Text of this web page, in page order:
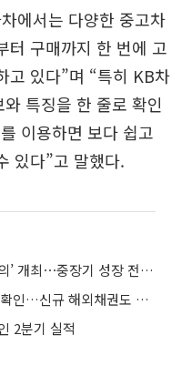
에서는 다양한 중고차
터 구매까지 한 번에 고
고 있다”며 “특히 KB차
특징을 한 줄로 확인
이용하면 보다 쉽고
있다”고 말했다.
KB캐피탈, ‘2026년 경영전략회의’ 개최⋯중장기 성장 전략 점검
무디스, KB캐피탈 A3 신용등급 확인…신규 해외채권도 동일 등급 부여
2분기 실적